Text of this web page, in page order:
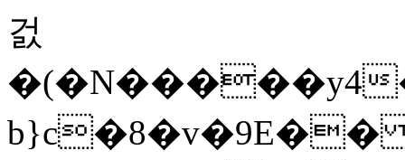
걼
�(�N�����y4